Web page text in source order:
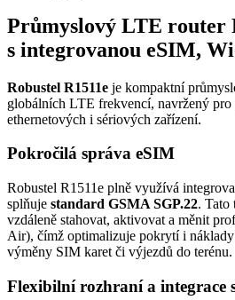
Průmyslový LTE router
s integrovanou eSIM,
Robustel R1511e je kompaktní
globálních LTE frekvencí, navržený
ethernetových i sériových zařízení.
Pokročilá správa eSIM
Robustel R1511e plně využívá
splňuje standard GSMA SGP.22. Tato
vzdáleně stahovat, aktivovat a měnit
Air), čímž optimalizuje pokrytí i
výměny SIM karet či výjezdů do terénu.
Flexibilní rozhraní a integrace